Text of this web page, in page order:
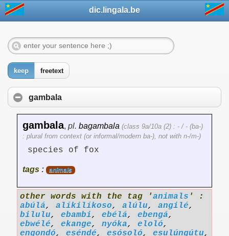
dic.lingala.be
keep freetext
gambala
gambala, pl. bagambala (class 9a/10a (2) : - / - (ba-)
: plural from context (or informal/modern ba-), not with n-/m-)
species of fox
tags : animals
other words with the tag 'animals ' :
abúlá, alíkilíkoso, alúlu, angilé,
bilulu, ebambi, ebélá, ebengá,
ebwélé, ekange, nyóka, eloló,
engondó, eséndé, esósoló, esulúngútu,